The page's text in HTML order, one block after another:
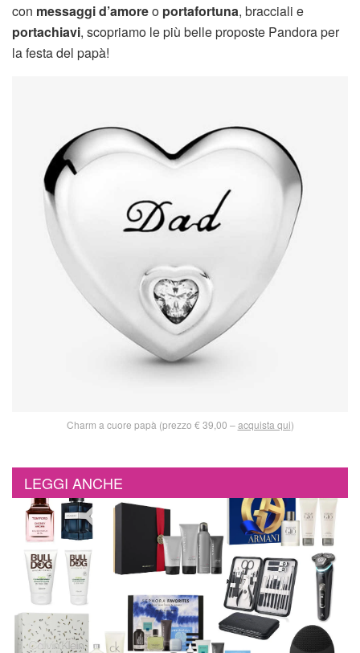
con messaggi d’amoreo portafortuna, bracciali e
portachiavi, scopriamo le più belle proposte Pandora per
la festa del papà!
Charm a cuore papà (prezzo € 39,00 –acquista qui)
LEGGI ANCHE